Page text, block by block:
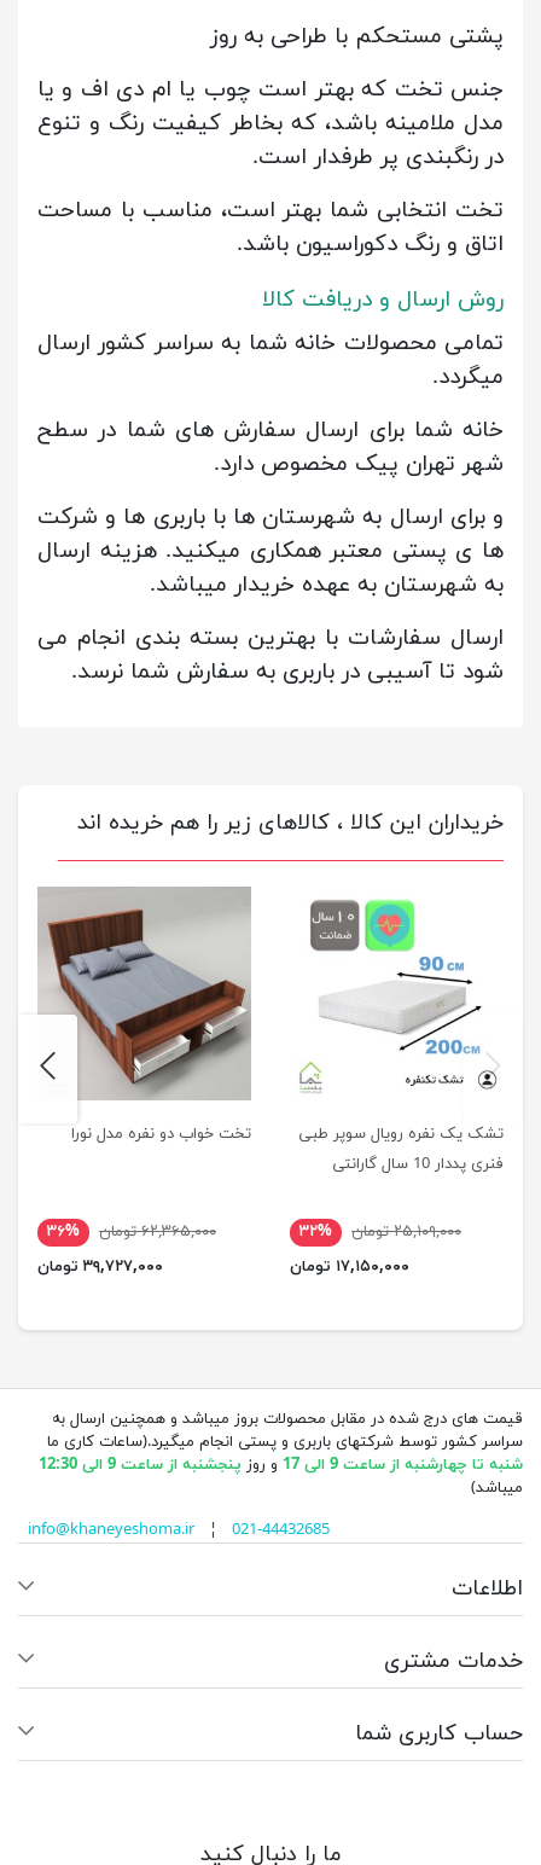
پشتی مستحکم با طراحی به روز
جنس تخت که بهتر است چوب یا ام دی اف و یا
مدل ملامینه باشد، که بخاطر کیفیت رنگ و تنوع
در رنگبندی پر طرفدار است.
تخت انتخابی شما بهتر است، مناسب با مساحت
اتاق و رنگ دکوراسیون باشد.
روش ارسال و دریافت کالا
تمامی محصولات خانه شما به سراسر کشور ارسال
میگردد.
خانه شما برای ارسال سفارش های شما در سطح
شهر تهران پیک مخصوص دارد.
و برای ارسال به شهرستان ها با باربری ها و شرکت
ها ی پستی معتبر همکاری میکنید. هزینه ارسال
به شهرستان به عهده خریدار میباشد.
ارسال سفارشات با بهترین بسته بندی انجام می
شود تا آسیبی در باربری به سفارش شما نرسد.
خریداران این کالا ، کالاهای زیر را هم خریده اند
تشک یک نفره رویال سوپر طبی
فنری پددار 10 سال گارانتی
۲۵,۱۰۹,۰۰۰ تومان
۳۲%
۱۷,۱۵۰,۰۰۰ تومان
تخت خواب دو نفره مدل نورا
۶۲,۳۶۵,۰۰۰ تومان
۳۶%
۳۹,۷۲۷,۰۰۰ تومان
previus
قیمت های درج شده در مقابل محصولات بروز میباشد و همچنین ارسال به
سراسر کشور توسط شرکتهای باربری و پستی انجام میگیرد.(ساعات کاری ما
شنبه تا چهارشنبه از ساعت 9 الی 17
و روز پنجشنبه از ساعت 9 الی 12:30
میباشد)
info@khaneyeshoma.ir¦ 021-44432685
اطلاعات
خدمات مشتری
حساب کاربری شما
ما را دنبال کنید